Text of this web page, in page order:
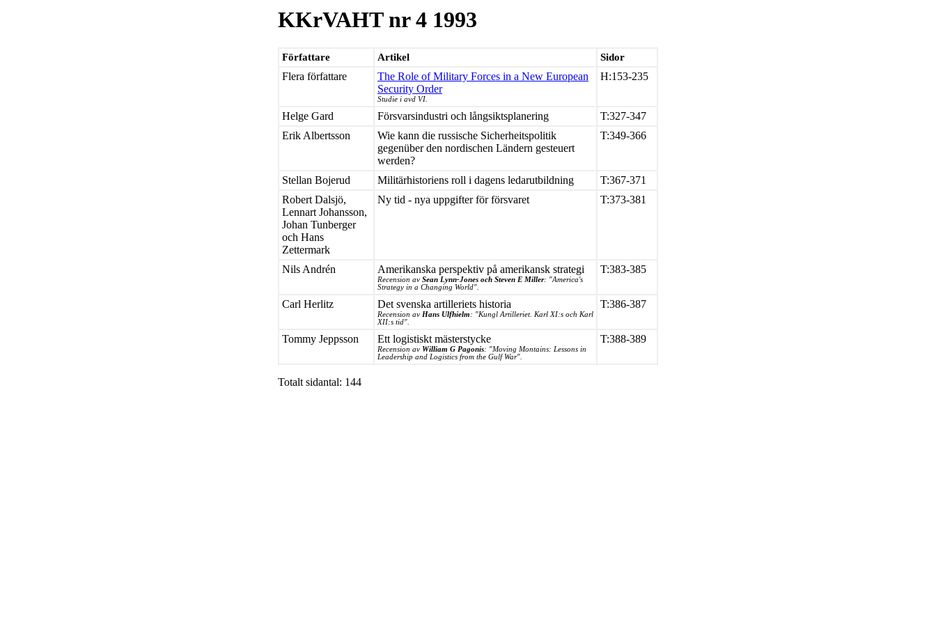
KKrVAHT nr 4 1993
Författare Artikel Sidor
Flera författare
The Role of Military Forces in a New European
Security Order
Studie i avd VI.
H:153-235
Helge Gard Försvarsindustri och långsiktsplanering
T:327-347
Erik Albertsson
Wie kann die russische Sicherheitspolitik
gegenüber den nordischen Ländern gesteuert
werden?
T:349-366
Stellan Bojerud Militärhistoriens roll i dagens ledarutbildning
T:367-371
Robert Dalsjö,
Lennart Johansson,
Johan Tunberger
och Hans
Zettermark
Ny tid - nya uppgifter för försvaret T:373-381
Nils Andrén Amerikanska perspektiv på amerikansk strategi
Recension av Sean Lynn-Jones och Steven E Miller: "America's
Strategy in a Changing World".
T:383-385
Carl Herlitz Det svenska artilleriets historia
Recension av Hans Ulfhielm: "Kungl Artilleriet. Karl XI:s och Karl
XII:s tid".
T:386-387
Tommy Jeppsson Ett logistiskt mästerstycke
Recension av William G Pagonis: "Moving Montains: Lessons in
Leadership and Logistics from the Gulf War".
T:388-389
Totalt sidantal: 144